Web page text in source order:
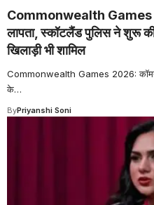
Commonwealth Games
लापता, स्कॉटलैंड पुलिस ने शुरू
खिलाड़ी भी शामिल
Commonwealth Games 2026:
के…
ByPriyanshi Soni